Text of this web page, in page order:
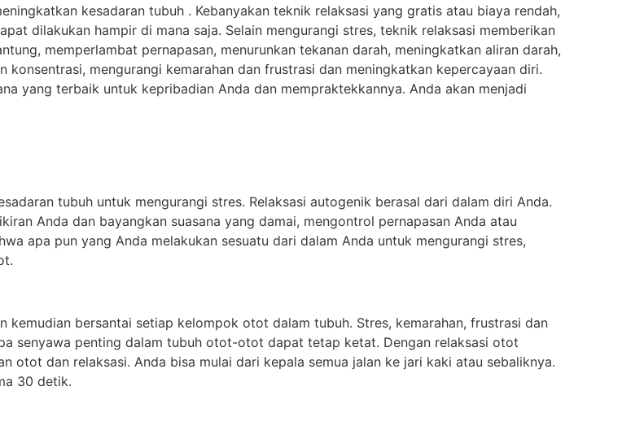
kesadaran tubuh . Kebanyakan teknik relaksasi yang gratis atau biaya rendah,
dilakukan hampir di mana saja. Selain mengurangi stres, teknik relaksasi memberikan
memperlambat pernapasan, menurunkan tekanan darah, meningkatkan aliran darah,
mengurangi kemarahan dan frustrasi dan meningkatkan kepercayaan diri.
yang terbaik untuk kepribadian Anda dan mempraktekkannya. Anda akan menjadi
tubuh untuk mengurangi stres. Relaksasi autogenik berasal dari dalam diri Anda.
Anda dan bayangkan suasana yang damai, mengontrol pernapasan Anda atau
apa pun yang Anda melakukan sesuatu dari dalam Anda untuk mengurangi stres,
bersantai setiap kelompok otot dalam tubuh. Stres, kemarahan, frustrasi dan
senyawa penting dalam tubuh otot-otot dapat tetap ketat. Dengan relaksasi otot
otot dan relaksasi. Anda bisa mulai dari kepala semua jalan ke jari kaki atau sebaliknya.
30 detik.